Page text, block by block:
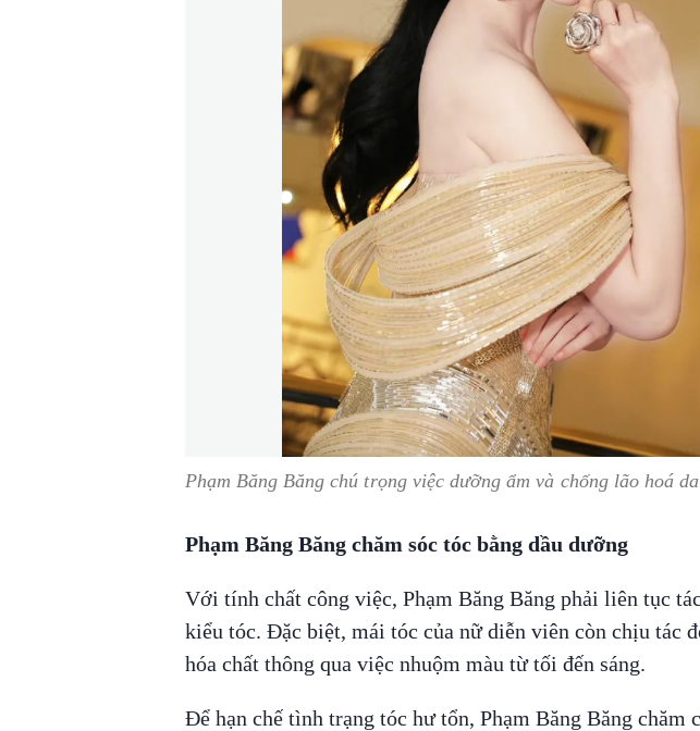
Phạm Băng Băng chú trọng việc dưỡng ẩm và chống lão hoá
Phạm Băng Băng chăm sóc tóc bằng dầu dưỡng
Với tính chất công việc, Phạm Băng Băng phải liên tục
kiểu tóc. Đặc biệt, mái tóc của nữ diễn viên còn chịu tác
hóa chất thông qua việc nhuộm màu từ tối đến sáng.
Để hạn chế tình trạng tóc hư tổn, Phạm Băng Băng chăm